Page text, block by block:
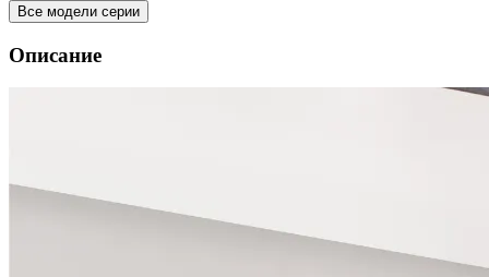
Все модели серии
Описание